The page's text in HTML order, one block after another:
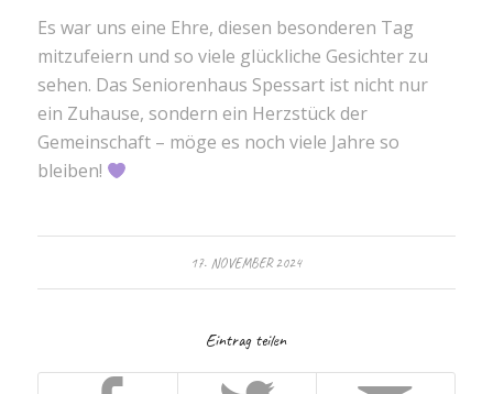
Es war uns eine Ehre, diesen besonderen Tag
mitzufeiern und so viele glückliche Gesichter zu
sehen. Das Seniorenhaus Spessart ist nicht nur
ein Zuhause, sondern ein Herzstück der
Gemeinschaft – möge es noch viele Jahre so
bleiben!
17. NOVEMBER 2024
Eintrag teilen